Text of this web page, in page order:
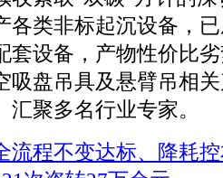
各类非标起沉设备，
套设备，产物性价比
吸盘吊具及悬臂吊相
聚多名行业专家。
流程不变达标、降耗